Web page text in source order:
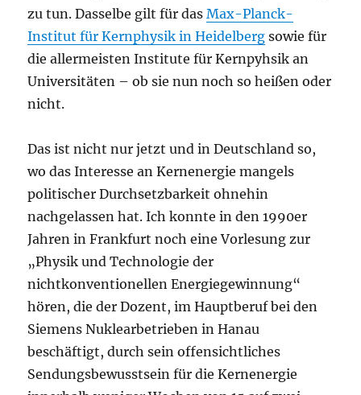
zu tun. Dasselbe gilt für dasMax-Planck-
Institut für Kernphysik in Heidelberg sowie für
die allermeisten Institute für Kernpyhsik an
Universitäten – ob sie nun noch so heißen oder
nicht.
Das ist nicht nur jetzt und in Deutschland so,
wo das Interesse an Kernenergie mangels
politischer Durchsetzbarkeit ohnehin
nachgelassen hat. Ich konnte in den 1990er
Jahren in Frankfurt noch eine Vorlesung zur
„Physik und Technologie der
nichtkonventionellen Energiegewinnung“
hören, die der Dozent, im Hauptberuf bei den
Siemens Nuklearbetrieben in Hanau
beschäftigt, durch sein offensichtliches
Sendungsbewusstsein für die Kernenergie